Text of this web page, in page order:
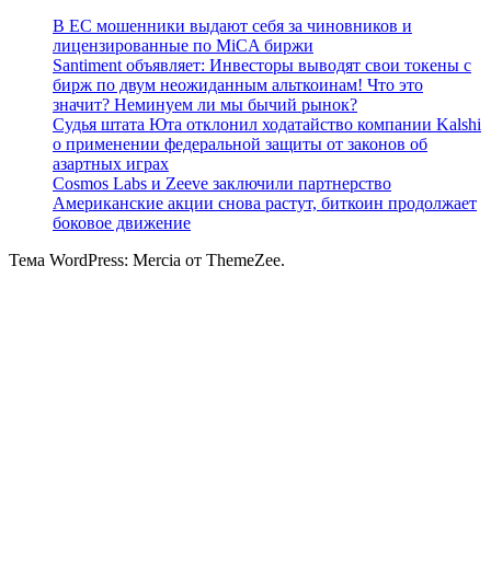
В ЕС мошенники выдают себя за чиновников и
лицензированные по MiCA биржи
Santiment объявляет: Инвесторы выводят свои токены с
бирж по двум неожиданным альткоинам! Что это
значит? Неминуем ли мы бычий рынок?
Судья штата Юта отклонил ходатайство компании Kalshi
о применении федеральной защиты от законов об
азартных играх
Cosmos Labs и Zeeve заключили партнерство
Американские акции снова растут, биткоин продолжает
боковое движение
Тема WordPress: Mercia от ThemeZee.